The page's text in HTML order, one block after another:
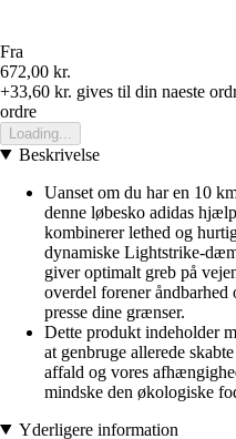
Fra
672,00 kr.
+33,60 kr. gives til din naeste
ordre
Loading...
Beskrivelse
Uanset om du har en 10
denne løbesko adidas
kombinerer lethed og
dynamiske Lightstrike-
giver optimalt greb på
overdel forener
presse dine grænser.
Dette produkt indeholder
at genbruge allerede
affald og vores
mindske den økologiske
Yderligere information